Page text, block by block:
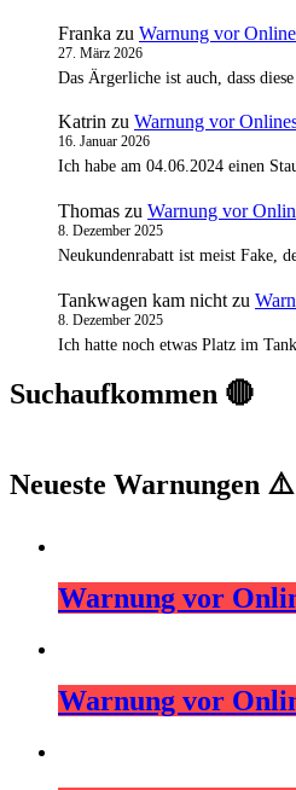
Franka zu Warnung vor
27. März 2026
Das Ärgerliche ist auch, dass
Katrin zu Warnung vor
16. Januar 2026
Ich habe am 04.06.2024 einen
Thomas zu Warnung vor
8. Dezember 2025
Neukundenrabatt ist meist Fake,
Tankwagen kam nicht zu
8. Dezember 2025
Ich hatte noch etwas Platz im
Suchaufkommen 🔴
Neueste Warnungen ⚠️
Warnung vor
Warnung vor